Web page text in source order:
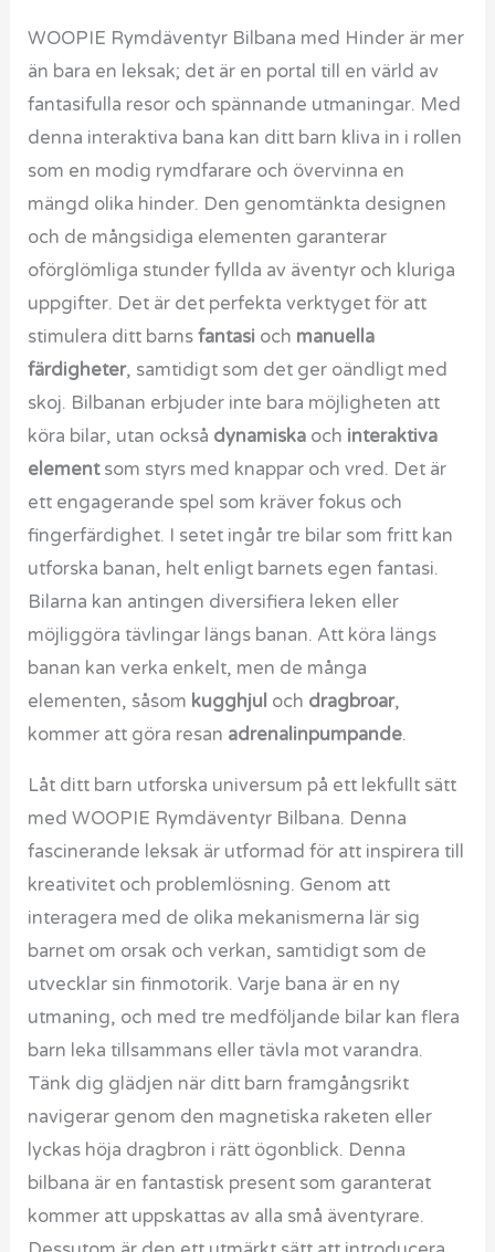
WOOPIE Rymdäventyr Bilbana med Hinder är mer
än bara en leksak; det är en portal till en värld av
fantasifulla resor och spännande utmaningar. Med
denna interaktiva bana kan ditt barn kliva in i rollen
som en modig rymdfarare och övervinna en
mängd olika hinder. Den genomtänkta designen
och de mångsidiga elementen garanterar
oförglömliga stunder fyllda av äventyr och kluriga
uppgifter. Det är det perfekta verktyget för att
stimulera ditt barnsfantasi och manuella
färdigheter, samtidigt som det ger oändligt med
skoj. Bilbanan erbjuder inte bara möjligheten att
köra bilar, utan också dynamiska och interaktiva
elementsom styrs med knappar och vred. Det är
ett engagerande spel som kräver fokus och
fingerfärdighet. I setet ingår tre bilar som fritt kan
utforska banan, helt enligt barnets egen fantasi.
Bilarna kan antingen diversifiera leken eller
möjliggöra tävlingar längs banan. Att köra längs
banan kan verka enkelt, men de många
elementen, såsom kugghjul och dragbroar,
kommer att göra resan adrenalinpumpande.
Låt ditt barn utforska universum på ett lekfullt sätt
med WOOPIE Rymdäventyr Bilbana. Denna
fascinerande leksak är utformad för att inspirera till
kreativitet och problemlösning. Genom att
interagera med de olika mekanismerna lär sig
barnet om orsak och verkan, samtidigt som de
utvecklar sin finmotorik. Varje bana är en ny
utmaning, och med tre medföljande bilar kan flera
barn leka tillsammans eller tävla mot varandra.
Tänk dig glädjen när ditt barn framgångsrikt
navigerar genom den magnetiska raketen eller
lyckas höja dragbron i rätt ögonblick. Denna
bilbana är en fantastisk present som garanterat
kommer att uppskattas av alla små äventyrare.